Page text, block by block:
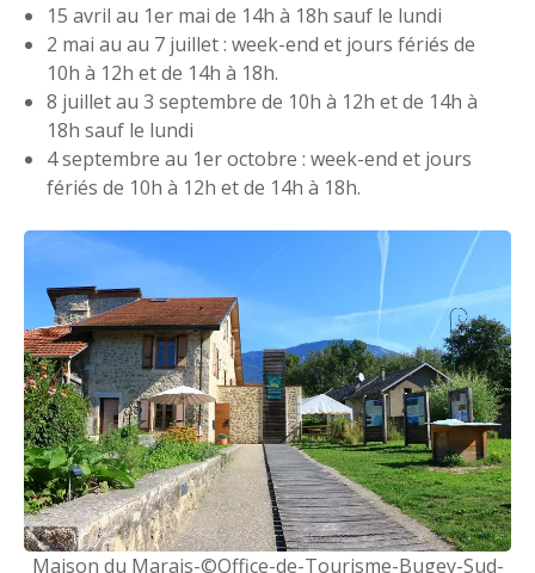
15 avril au 1er mai de 14h à 18h sauf le lundi
2 mai au au 7 juillet : week-end et jours fériés de
10h à 12h et de 14h à 18h.
8 juillet au 3 septembre de 10h à 12h et de 14h à
18h sauf le lundi
4 septembre au 1er octobre : week-end et jours
fériés de 10h à 12h et de 14h à 18h.
Maison du Marais-©Office-de-Tourisme-Bugey-Sud-